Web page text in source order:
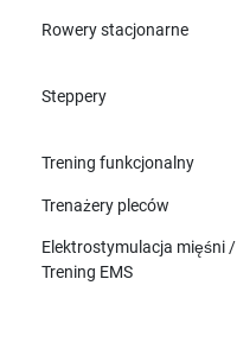
Rowery stacjonarne
Steppery
Trening funkcjonalny
Trenażery pleców
Elektrostymulacja mięśni /
Trening EMS